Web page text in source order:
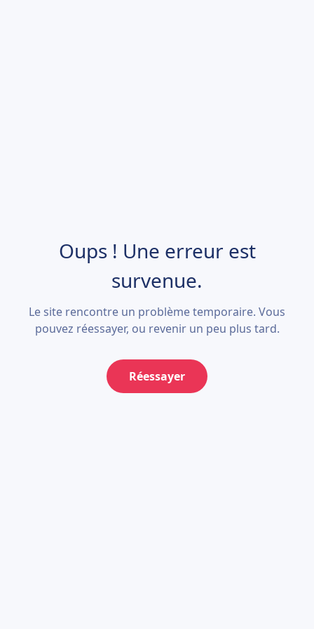
Oups ! Une erreur est
survenue.
Le site rencontre un problème temporaire. Vous
pouvez réessayer, ou revenir un peu plus tard.
Réessayer